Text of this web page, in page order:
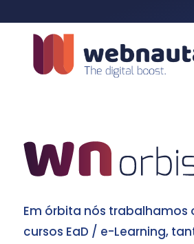
Em órbita nós
cursos EaD / e-Learning,